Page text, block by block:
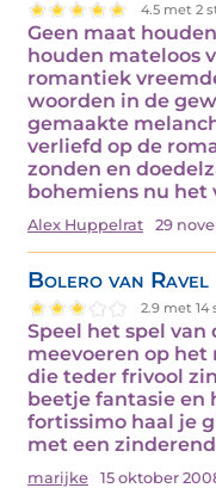
4.5 met 2
Geen maat
houden mateloos
romantiek
woorden in de
gemaakte
verliefd op de
zonden en
bohemiens nu het
Alex Huppelrat 29
Bolero van Ravel
2.9 met
Speel het spel
meevoeren op het
die teder frivool
beetje fantasie en
fortissimo haal je
met een
marijke 15 oktober